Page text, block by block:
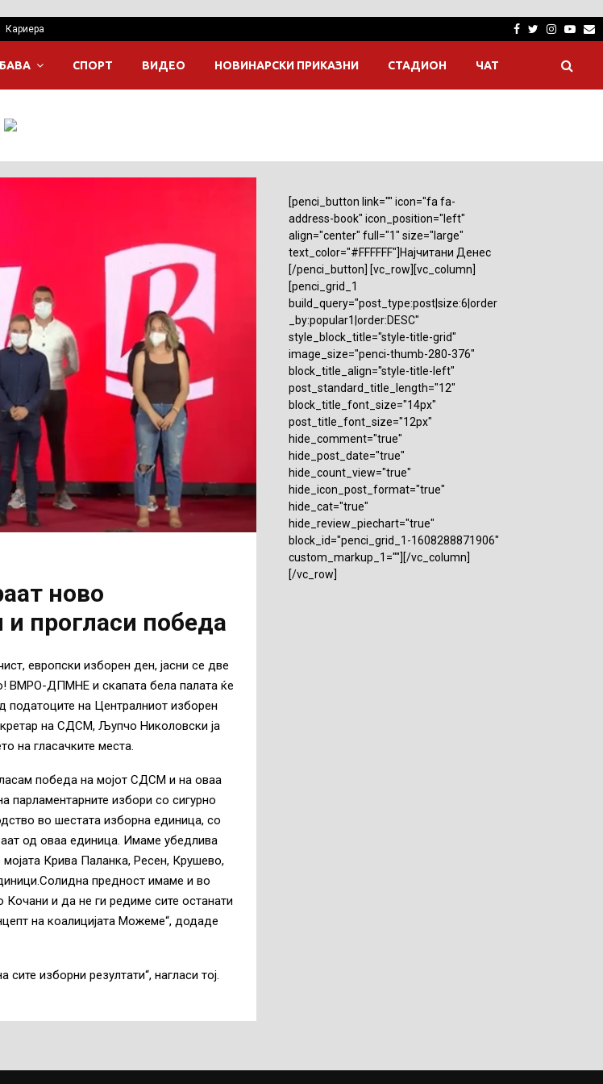
Кариера Facebook
Twitter
СПОРТ ВИДЕО НОВИНАРСКИ ПРИКАЗНИ СТАДИОН ЧАТ
ново
и прогласи победа
европски изборен ден, јасни се две
ВМРО-ДПМНЕ и скапата бела палата ќе
податоците на Централниот изборен
на СДСМ, Љупчо Николовски ја
на гласачките места.
победа на мојот СДСМ и на оваа
парламентарните избори со сигурно
во шестата изборна единица, со
од оваа единица. Имаме убедлива
Крива Паланка, Ресен, Крушево,
предност имаме и во
и да не ги редиме сите останати
на коалицијата Можеме“, додаде
изборни резултати“, нагласи тој.
[penci_button link="" icon="fa fa-
address-book" icon_position="left"
align="center" full="1" size="large"
text_color="#FFFFFF"]Најчитани Денес
[/penci_button] [vc_row][vc_column]
[penci_grid_1
build_query="post_type:post|size:6|order
_by:popular1|order:DESC"
style_block_title="style-title-grid"
image_size="penci-thumb-280-376"
block_title_align="style-title-left"
post_standard_title_length="12"
block_title_font_size="14px"
post_title_font_size="12px"
hide_comment="true"
hide_post_date="true"
hide_count_view="true"
hide_icon_post_format="true"
hide_cat="true"
hide_review_piechart="true"
block_id="penci_grid_1-1608288871906"
custom_markup_1=""][/vc_column]
[/vc_row]